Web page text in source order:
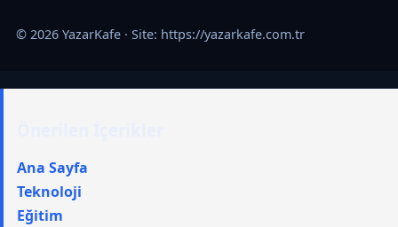
© 2026 YazarKafe · Site: https://yazarkafe.com.tr
Ana Sayfa
Teknoloji
Eğitim